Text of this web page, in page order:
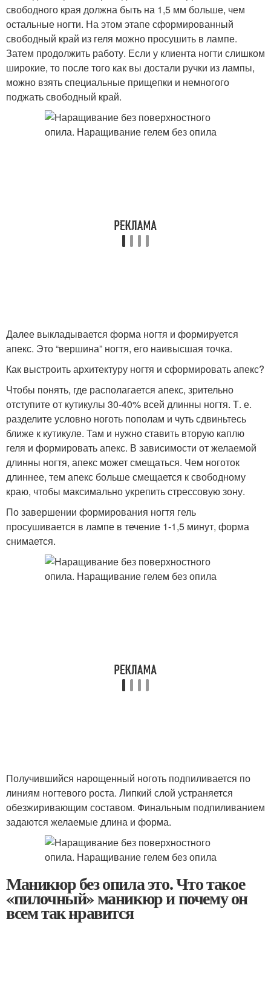
свободного края должна быть на 1,5 мм больше, чем
остальные ногти. На этом этапе сформированный
свободный край из геля можно просушить в лампе.
Затем продолжить работу. Если у клиента ногти слишком
широкие, то после того как вы достали ручки из лампы,
можно взять специальные прищепки и немногого
поджать свободный край.
Далее выкладывается форма ногтя и формируется
апекс. Это “вершина” ногтя, его наивысшая точка.
Как выстроить архитектуру ногтя и сформировать апекс?
Чтобы понять, где располагается апекс, зрительно
отступите от кутикулы 30-40% всей длинны ногтя. Т. е.
разделите условно ноготь пополам и чуть сдвиньтесь
ближе к кутикуле. Там и нужно ставить вторую каплю
геля и формировать апекс. В зависимости от желаемой
длинны ногтя, апекс может смещаться. Чем ноготок
длиннее, тем апекс больше смещается к свободному
краю, чтобы максимально укрепить стрессовую зону.
По завершении формирования ногтя гель
просушивается в лампе в течение 1-1,5 минут, форма
снимается.
Получившийся нарощенный ноготь подпиливается по
линиям ногтевого роста. Липкий слой устраняется
обезжиривающим составом. Финальным подпиливанием
задаются желаемые длина и форма.
Маникюр без опила это. Что такое
«пилочный» маникюр и почему он
всем так нравится